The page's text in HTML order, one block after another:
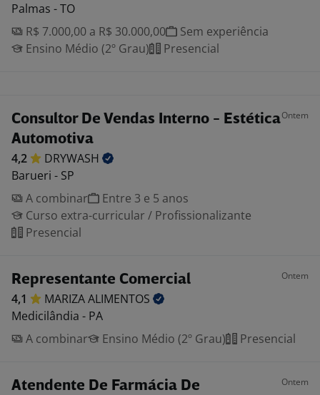
Palmas - TO
R$ 7.000,00 a R$ 30.000,00
Sem experiência
Ensino Médio (2º Grau)
Presencial
Consultor De Vendas Interno - Estética
Automotiva
Ontem
4,2
DRYWASH
Barueri - SP
A combinar
Entre 3 e 5 anos
Curso extra-curricular / Profissionalizante
Presencial
Representante Comercial Ontem
4,1 MARIZAALIMENTOS
Medicilândia - PA
A combinar
Ensino Médio (2º Grau) Presencial
Atendente De Farmácia De Ontem